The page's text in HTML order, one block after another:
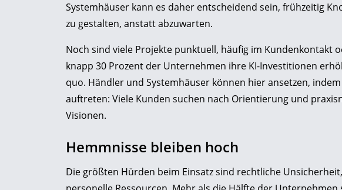
Systemhäuser kann es daher entscheidend sein, frühzeitig
zu gestalten, anstatt abzuwarten.
Noch sind viele Projekte punktuell, häufig im Kundenkontakt
knapp 30 Prozent der Unternehmen ihre KI-Investitionen
quo. Händler und Systemhäuser können hier ansetzen,
auftreten: Viele Kunden suchen nach Orientierung und
Visionen.
Hemmnisse bleiben hoch
Die größten Hürden beim Einsatz sind rechtliche